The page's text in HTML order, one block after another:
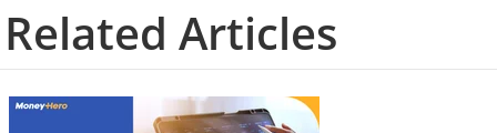
Related Articles